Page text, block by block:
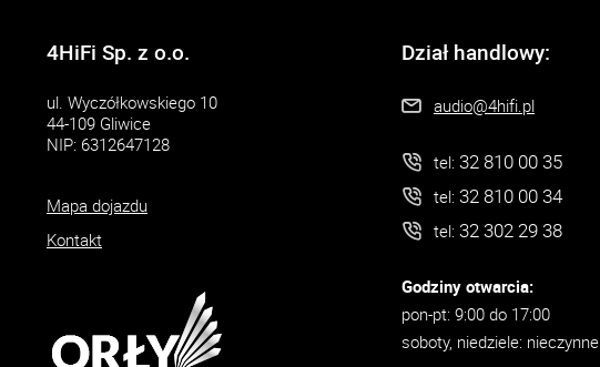
4HiFi Sp. z o.o.
ul. Wyczółkowskiego 10
44-109 Gliwice
NIP: 6312647128
Mapa dojazdu
Kontakt
Dział handlowy:
audio@4hifi.pl
tel: 32 810 00 35
tel: 32 810 00 34
tel: 32 302 29 38
Godziny otwarcia:
pon-pt: 9:00 do 17:00
soboty, niedziele: nieczynne